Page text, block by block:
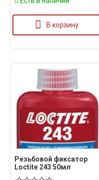
В корзину
Резьбовой фиксатор
Loctite 243 50мл